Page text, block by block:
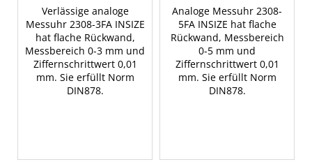
Verlässige analoge
Messuhr 2308-3FA INSIZE
hat flache Rückwand,
Messbereich 0-3 mm und
Ziffernschrittwert 0,01
mm. Sie erfüllt Norm
DIN878.
Analoge Messuhr 2308-
5FA INSIZE hat flache
Rückwand, Messbereich
0-5 mm und
Ziffernschrittwert 0,01
mm. Sie erfüllt Norm
DIN878.